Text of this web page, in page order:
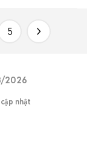
5
2026
nhật